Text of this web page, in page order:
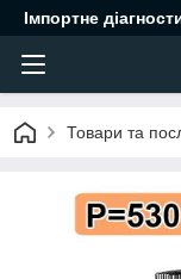
Імпортне
Товари та